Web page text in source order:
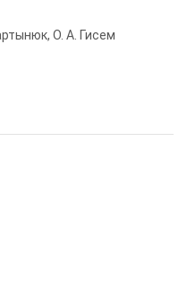
О. А. Гисем